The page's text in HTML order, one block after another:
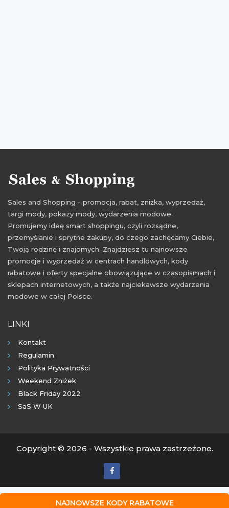
NAJNOWSZE KODY RABATOWE
Sales and Shopping - promocja, rabat, zniżka, wyprzedaż,
targi mody, pokazy mody, wydarzenia modowe.
Promujemy ideę smart shoppingu, czyli rozsądne,
przemyślanie i sprytne zakupy, do czego zachęcamy Ciebie,
Twoją rodzinę i znajomych. Znajdziesz tu najnowsze
promocje i wyprzedaż w centrach handlowych, kody
rabatowe i oferty specjalne obowiązujące w czasopismach i
sklepach internetowych, a także najciekawsze wydarzenia
modowe w całej Polsce.
LINKI
Kontakt
Regulamin
Polityka Prywatności
Weekend Zniżek
Black Friday 2022
SaS W UK
Copyright © 2026 - Wszystkie prawa zastrzeżone.